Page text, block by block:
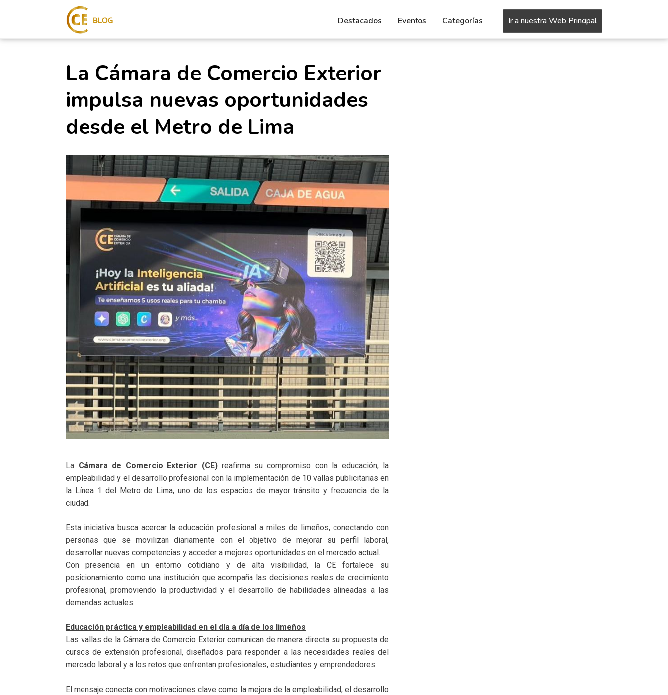
Destacados Eventos Categorías Ir a nuestra Web Principal
La Cámara de Comercio Exterior
impulsa nuevas oportunidades
desde el Metro de Lima
La Cámara de Comercio Exterior (CE) reafirma su compromiso con la educación, la
empleabilidad y el desarrollo profesional con la implementación de 10 vallas publicitarias en
la Línea 1 del Metro de Lima, uno de los espacios de mayor tránsito y frecuencia de la
ciudad.
Esta iniciativa busca acercar la educación profesional a miles de limeños, conectando con
personas que se movilizan diariamente con el objetivo de mejorar su perfil laboral,
desarrollar nuevas competencias y acceder a mejores oportunidades en el mercado actual.
Con presencia en un entorno cotidiano y de alta visibilidad, la CE fortalece su
posicionamiento como una institución que acompaña las decisiones reales de crecimiento
profesional, promoviendo la productividad y el desarrollo de habilidades alineadas a las
demandas actuales.
Educación práctica y empleabilidad en el día a día de los limeños
Las vallas de la Cámara de Comercio Exterior comunican de manera directa su propuesta de
cursos de extensión profesional, diseñados para responder a las necesidades reales del
mercado laboral y a los retos que enfrentan profesionales, estudiantes y emprendedores.
El mensaje conecta con motivaciones clave como la mejora de la empleabilidad, el desarrollo